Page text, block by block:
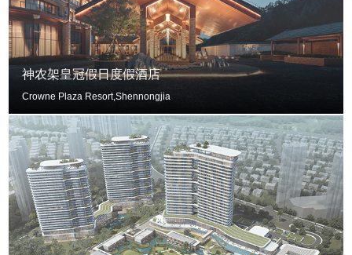
神农架皇冠假日度假酒店
Crowne Plaza Resort,Shennongjia